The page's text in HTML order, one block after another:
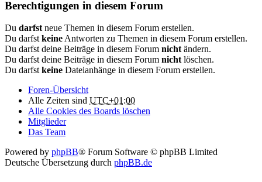
Berechtigungen in diesem Forum
Du darfstneue Themen in diesem Forum erstellen.
Du darfstkeineAntworten zu Themen in diesem Forum erstellen.
Du darfst deine Beiträge in diesem Forum nichtändern.
Du darfst deine Beiträge in diesem Forum nichtlöschen.
Du darfstkeine Dateianhänge in diesem Forum erstellen.
Foren-Übersicht
Alle Zeiten sind UTC+01:00
Alle Cookies des Boards löschen
Mitglieder
Das Team
Powered by phpBB® Forum Software © phpBB Limited
Deutsche Übersetzung durch phpBB.de